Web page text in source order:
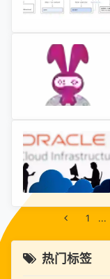
1 ...
热门标签